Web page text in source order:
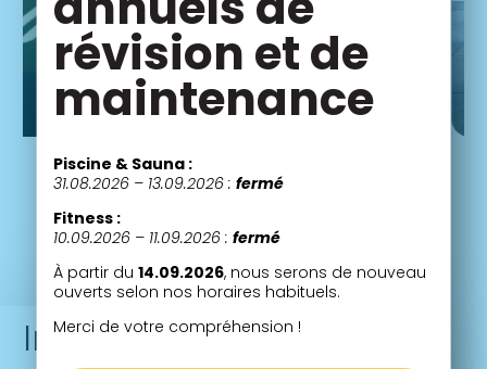
Informations pratiques
révision et de
maintenance
Piscine & Sauna :
31.08.2026 – 13.09.2026 : fermé
Fitness :
10.09.2026 – 11.09.2026 : fermé
À partir du 14.09.2026, nous serons de nouveau
ouverts selon nos horaires habituels.
Merci de votre compréhension !